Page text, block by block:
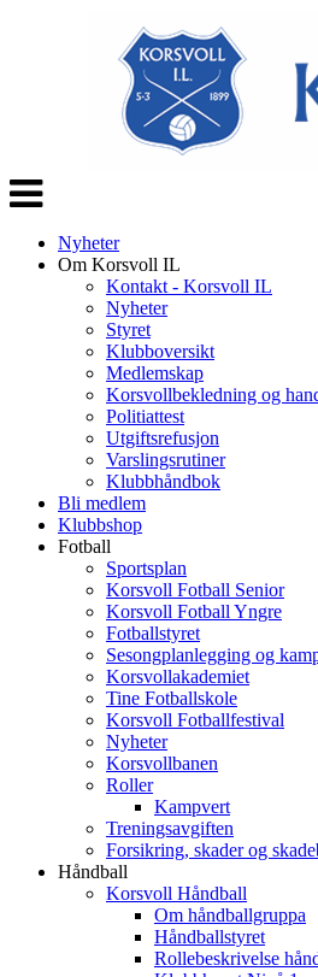
Veksle
navigasjon
Nyheter
Om Korsvoll IL
Kontakt - Korsvoll IL
Nyheter
Styret
Klubboversikt
Medlemskap
Korsvollbekledning og
Politiattest
Utgiftsrefusjon
Varslingsrutiner
Klubbhåndbok
Bli medlem
Klubbshop
Fotball
Sportsplan
Korsvoll Fotball Senior
Korsvoll Fotball Yngre
Fotballstyret
Sesongplanlegging og
Korsvollakademiet
Tine Fotballskole
Korsvoll Fotballfestival
Nyheter
Korsvollbanen
Roller
Kampvert
Treningsavgiften
Forsikring, skader og
Håndball
Korsvoll Håndball
Om håndballgruppa
Håndballstyret
Rollebeskrivelse